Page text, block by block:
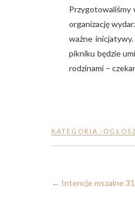
Przygotowaliśmy
organizację
ważne
pikniku będzie
rodzinami –
KATEGORIA :
← Intencje mszalne